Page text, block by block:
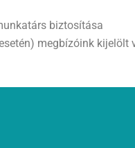
biztosítása
megbízóink